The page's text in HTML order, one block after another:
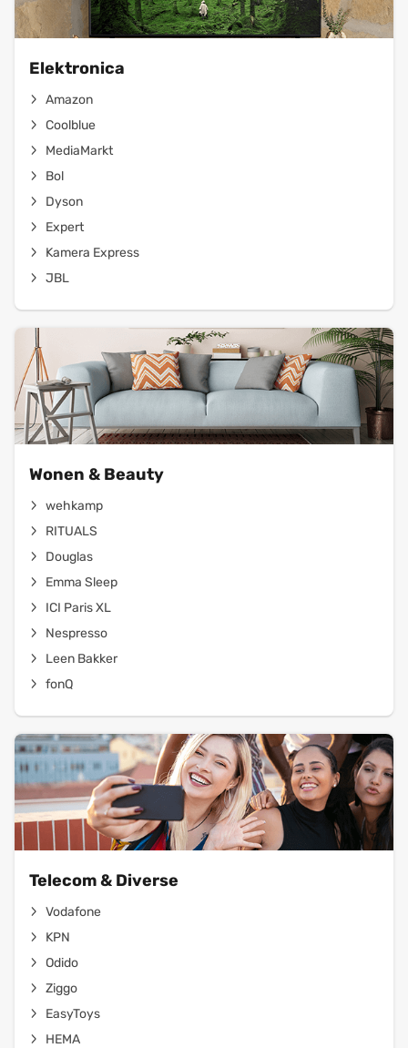
Elektronica
Amazon
Coolblue
MediaMarkt
Bol
Dyson
Expert
Kamera Express
JBL
Wonen & Beauty
wehkamp
RITUALS
Douglas
Emma Sleep
ICI Paris XL
Nespresso
Leen Bakker
fonQ
Telecom & Diverse
Vodafone
KPN
Odido
Ziggo
EasyToys
HEMA